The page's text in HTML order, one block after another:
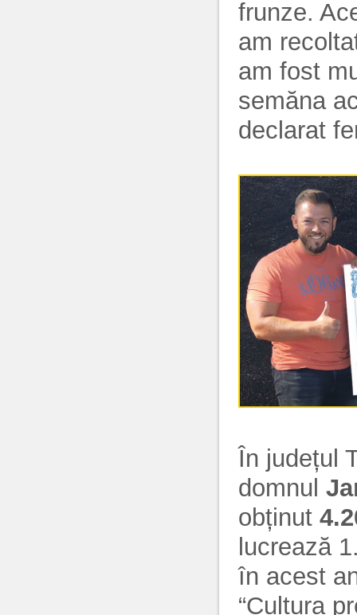
frunze.
am
am fost
semăna
declarat
În județul
domnul
obținut
lucrează
în acest
“Cultura